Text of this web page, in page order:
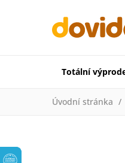
Totální
Úvodní stránka